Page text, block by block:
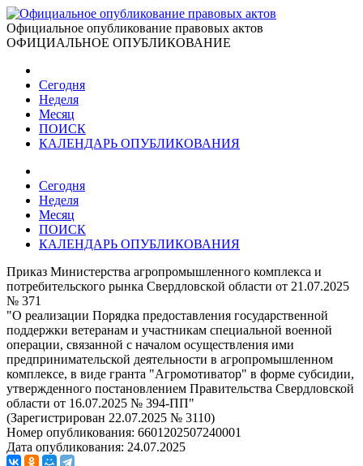
Официальное опубликование правовых актов
ОФИЦИАЛЬНОЕ ОПУБЛИКОВАНИЕ
Сегодня
Неделя
Месяц
ПОИСК
КАЛЕНДАРЬ ОПУБЛИКОВАНИЯ
Сегодня
Неделя
Месяц
ПОИСК
КАЛЕНДАРЬ ОПУБЛИКОВАНИЯ
Приказ Министерства агропромышленного комплекса и
потребительского рынка Свердловской области от 21.07.2025
№ 371
"О реализации Порядка предоставления государственной
поддержки ветеранам и участникам специальной военной
операции, связанной с началом осуществления ими
предпринимательской деятельности в агропромышленном
комплексе, в виде гранта "Агромотиватор" в форме субсидии,
утвержденного постановлением Правительства Свердловской
области от 16.07.2025 № 394-ПП"
(Зарегистрирован 22.07.2025 № 3110)
Номер опубликования: 6601202507240001
Дата опубликования: 24.07.2025